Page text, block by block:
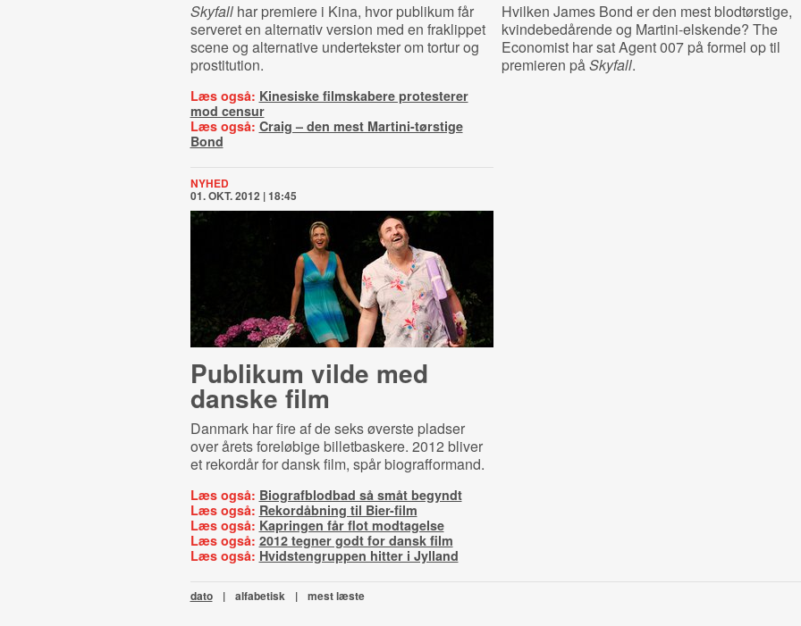
Skyfall har premiere i Kina, hvor publikum får
serveret en alternativ version med en fraklippet
scene og alternative undertekster om tortur og
prostitution.
Læs også: Kinesiske filmskabere protesterer
mod censur
Læs også: Craig – den mest Martini-tørstige
Bond
Hvilken James Bond er den mest blodtørstige,
kvindebedårende og Martini-elskende? The
Economist har sat Agent 007 på formel op til
premieren påSkyfall.
NYHED
01. OKT. 2012 | 18:45
Publikum vilde med
danske film
Danmark har fire af de seks øverste pladser
over årets foreløbige billetbaskere. 2012 bliver
et rekordår for dansk film, spår biografformand.
Læs også: Biografblodbad så småt begyndt
Læs også: Rekordåbning til Bier-film
Læs også: Kapringen får flot modtagelse
Læs også: 2012 tegner godt for dansk film
Læs også: Hvidstengruppen hitter i Jylland
dato | alfabetisk | mest læste